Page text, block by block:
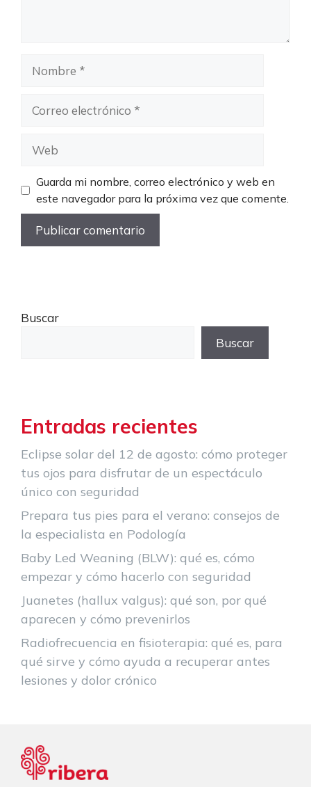
electrónico
Guarda mi nombre, correo electrónico y web en
este navegador para la próxima vez que comente.
Buscar
Buscar
Entradas recientes
Eclipse solar del 12 de agosto: cómo proteger
tus ojos para disfrutar de un espectáculo
único con seguridad
Prepara tus pies para el verano: consejos de
la especialista en Podología
Baby Led Weaning (BLW): qué es, cómo
empezar y cómo hacerlo con seguridad
Juanetes (hallux valgus): qué son, por qué
aparecen y cómo prevenirlos
Radiofrecuencia en fisioterapia: qué es, para
qué sirve y cómo ayuda a recuperar antes
lesiones y dolor crónico